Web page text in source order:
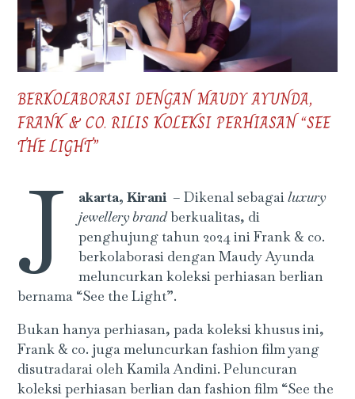
BERKOLABORASI DENGAN MAUDY AYUNDA,
FRANK & CO. RILIS KOLEKSI PERHIASAN “SEE
THE LIGHT”
J akarta, Kirani – Dikenal sebagailuxury
jewellery brandberkualitas, di
penghujung tahun 2024 ini Frank & co.
berkolaborasi dengan Maudy Ayunda
meluncurkan koleksi perhiasan berlian
bernama “See the Light”.
Bukan hanya perhiasan, pada koleksi khusus ini,
Frank & co. juga meluncurkan fashion film yang
disutradarai oleh Kamila Andini. Peluncuran
koleksi perhiasan berlian dan fashion film “See the